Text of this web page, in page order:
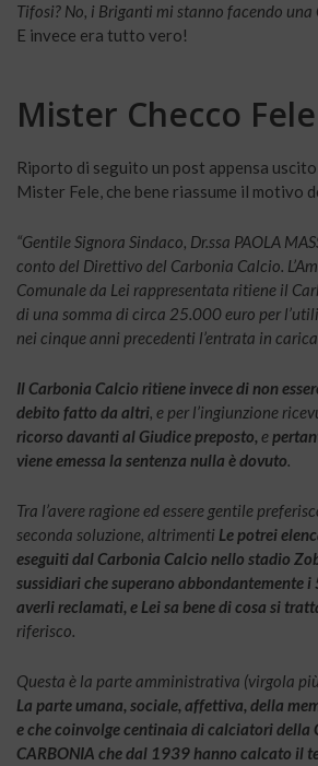
Tifosi? No, i Briganti mi stanno facendo una
E invece era tutto vero!
Mister Checco Fele
Riporto di seguito un post appensa
Mister Fele, che bene riassume il motivo
“Gentile Signora Sindaco, Dr.ssa PAOLA
conto del Direttivo del Carbonia Calcio.
Comunale da Lei rappresentata ritiene il
di una somma di circa 25.000 euro per
nei cinque anni precedenti l’entrata in
Il Carbonia Calcio ritiene invece di non
debito fatto da altri, e per l’ingiunzione
ricorso davanti al Giudice preposto, e
viene emessa la sentenza nulla è dovuto.
Tra l’avere ragione ed essere gentile
seconda soluzione, altrimenti Le potrei
eseguiti dal Carbonia Calcio nello stadio
sussidiari che superano abbondantemente
averli reclamati, e Lei sa bene di cosa si
riferisco.
Questa è la parte amministrativa (virgola
La parte umana, sociale, affettiva, della
e che coinvolge centinaia di calciatori della
CARBONIA che dal 1939 hanno calcato il